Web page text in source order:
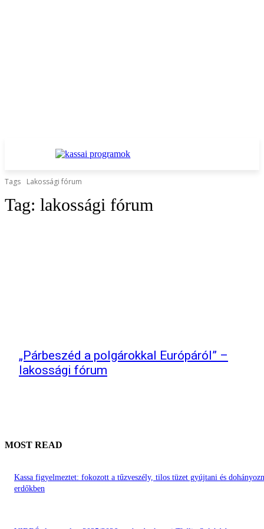
Tags Lakossági fórum
Tag: lakossági fórum
„Párbeszéd a polgárokkal Európáról” –
lakossági fórum
MOST READ
Kassa figyelmeztet: fokozott a tűzveszély, tilos tüzet gyújtani és
erdőkben